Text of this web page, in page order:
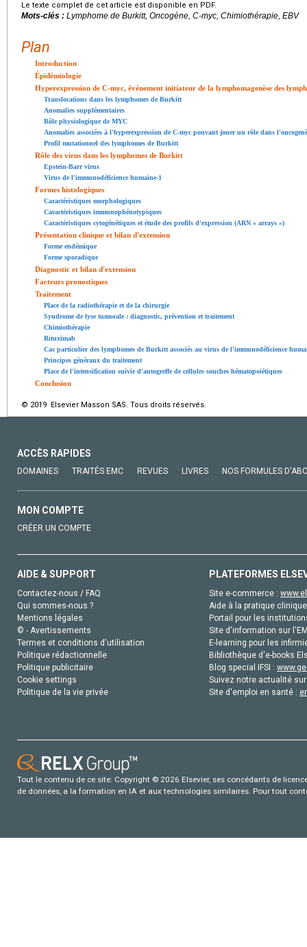
Le texte complet de cet article est disponible en PDF.
Mots-clés : Lymphome de Burkitt, Oncogène, C-myc, Chimiothérapie, EBV
Plan
Introduction
Épidémiologie
Hyperexpression de C-myc, événement initiateur de la lymphomagenèse des
Translocations dans les lymphomes de Burkitt
Anomalies supplémentaires
Rôle physiologique de MYC
Anomalies associées à l'hyperexpression de C-myc pouvant jouer un rôle dans
Profil mutationnel des lymphomes de Burkitt
Rôle des virus dans les lymphomes de Burkitt
Epstein-Barr virus
Virus de l'immunodéficience humaine-1
Formes histologiques
Caractéristiques morphologiques
Caractéristiques immunophénotypiques
Caractéristiques cytogénétiques et étude des profils d'expression (ARN « arrays »)
Présentation clinique et bilan d'extension
Forme endémique
Forme sporadique
Diagnostic et bilan d'extension
Facteurs pronostiques
Traitement
Place de la radiothérapie et de la chirurgie
Syndrome de lyse tumorale : diagnostic, prévention et traitement
Chimiothérapie
Rituximab
Cas particulier des lymphomes de Burkitt associés au virus de l'immunodéficience
Principes généraux du traitement
Place de l'intensification suivie d'autogreffe de cellules souches hématopoïétiques
Conclusion
© 2019 Elsevier Masson SAS. Tous droits réservés.
ACCÈS RAPIDES
DOMAINES TRAITÉS EMC REVUES LIVRES NOS FORMULES
MON COMPTE
CRÉER UN COMPTE
AIDE & SUPPORT
Contactez-nous / FAQ
Qui sommes-nous ?
Mentions légales
© - Avertissements
Termes et conditions d'utilisation
Politique rédactionnelle
Politique publicitaire
Cookie settings
Politique de la vie privée
PLATEFORMES
Site e-commerce :
Aide à la pratique
Portail pour les
Site d'information sur
E-learning pour les
Bibliothèque d'e-books
Blog special IFSI :
Suivez notre actualité
Site d'emploi en santé :
Tout le contenu de ce site: Copyright © 2026 Elsevier, ses concédants de
de données, a la formation en IA et aux technologies similaires. Pour tout